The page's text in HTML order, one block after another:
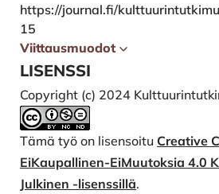
https://journal.fi/
15
Viittausmuodot
LISENSSI
Copyright (c) 2024
Tämä työ on lisensoitu Creative
EiKaupallinen-EiMuutoksia 4.0
Julkinen -lisenssillä.